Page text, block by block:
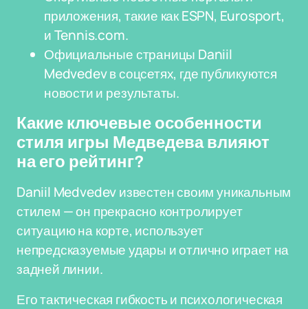
приложения, такие как ESPN, Eurosport,
и Tennis.com.
Официальные страницы Daniil
Medvedev в соцсетях, где публикуются
новости и результаты.
Какие ключевые особенности
стиля игры Медведева влияют
на его рейтинг?
Daniil Medvedev известен своим уникальным
стилем — он прекрасно контролирует
ситуацию на корте, использует
непредсказуемые удары и отлично играет на
задней линии.
Его тактическая гибкость и психологическая